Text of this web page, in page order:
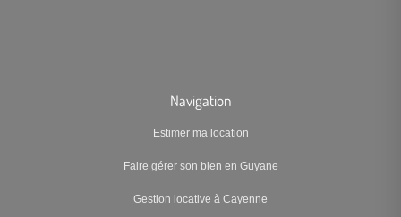
Navigation
Estimer ma location
Faire gérer son bien en Guyane
Gestion locative à Cayenne